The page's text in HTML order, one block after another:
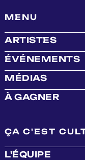
MENU
ARTISTES
ÉVÉNEMENTS
MÉDIAS
À GAGNER
ÇA C'EST
L'ÉQUIPE